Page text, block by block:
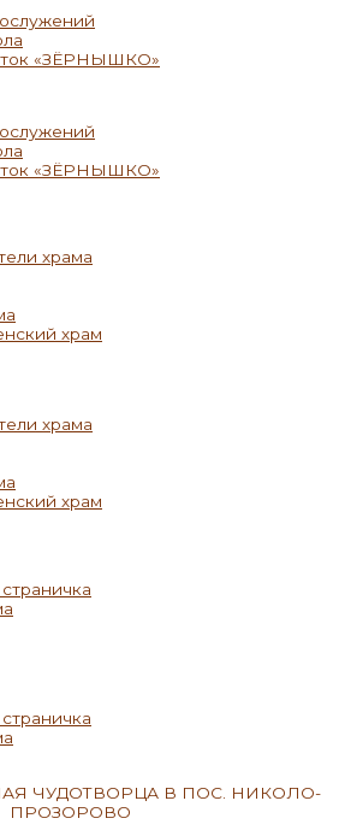
«ЗЁРНЫШКО»
«ЗЁРНЫШКО»
храма
храм
храма
храм